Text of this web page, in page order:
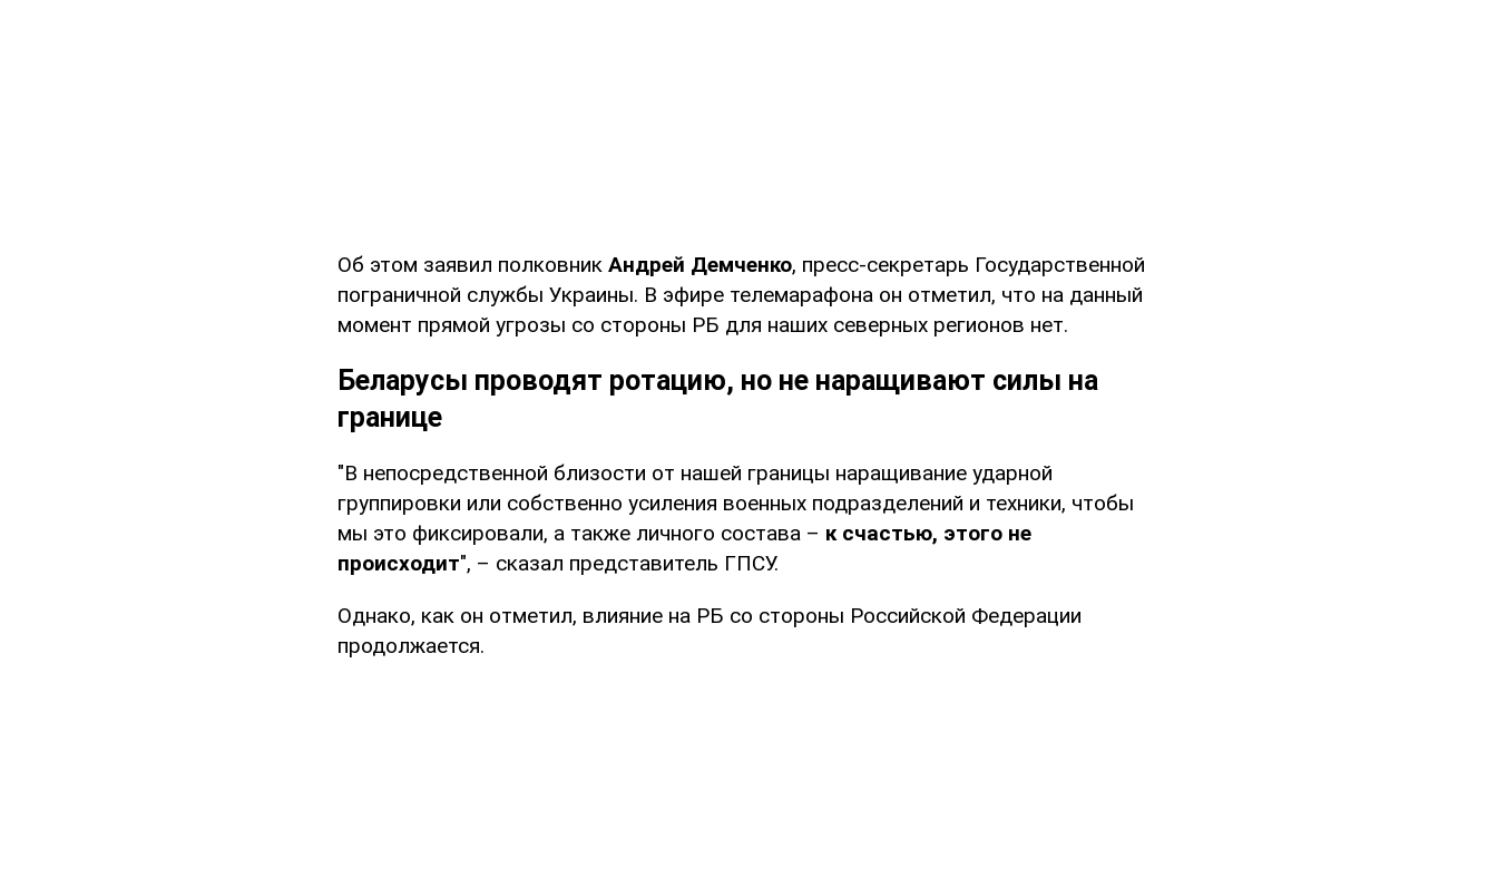
Об этом заявил полковник Андрей Демченко, пресс-секретарь Государственной
пограничной службы Украины. В эфире телемарафона он отметил, что на данный
момент прямой угрозы со стороны РБ для наших северных регионов нет.
Беларусы проводят ротацию, но не наращивают силы на
границе
"В непосредственной близости от нашей границы наращивание ударной
группировки или собственно усиления военных подразделений и техники, чтобы
мы это фиксировали, а также личного состава – к счастью, этого не
происходит", – сказал представитель ГПСУ.
Однако, как он отметил, влияние на РБ со стороны Российской Федерации
продолжается.